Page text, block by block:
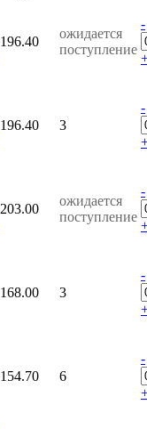
196.40
ожидается
поступление
-
196.40 3
-
203.00
ожидается
поступление
-
168.00 3
-
154.70 6
-